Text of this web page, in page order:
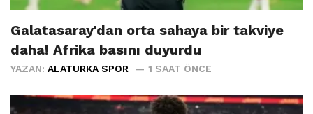
Galatasaray'dan orta sahaya bir takviye
daha! Afrika basını duyurdu
YAZAN: ALATURKA SPOR 1 SAAT ÖNCE